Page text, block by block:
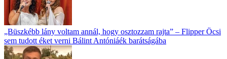
„Büszkébb lány voltam annál, hogy osztozzam rajta” – Flipper Öcsi
sem tudott éket verni Bálint Antóniáék barátságába